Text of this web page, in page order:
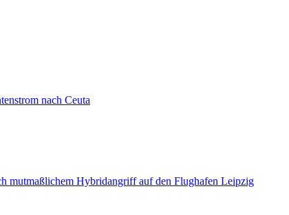
nach Ceuta
mutmaßlichem Hybridangriff auf den Flughafen Leipzig